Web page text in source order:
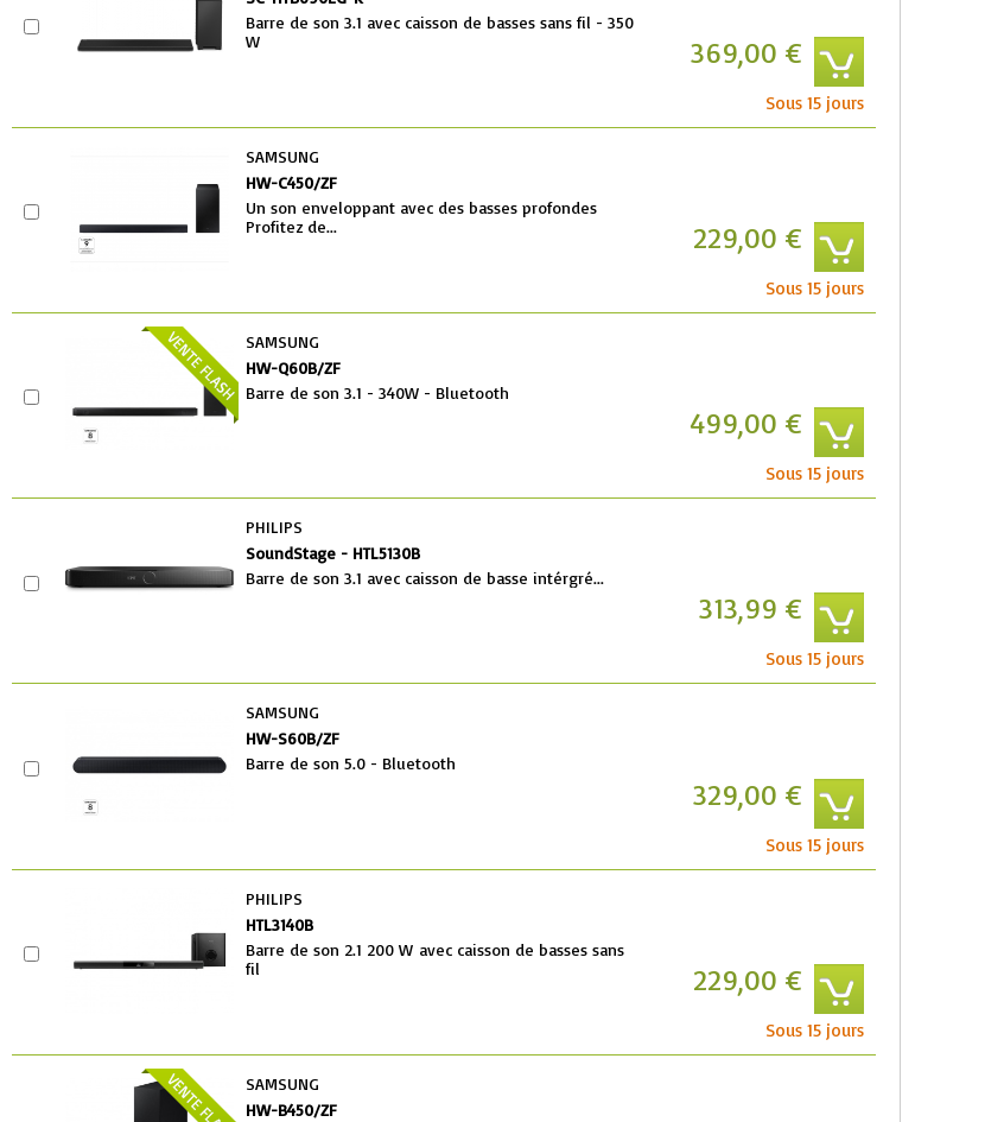
Sous 15 jours
Barre de son 3.1 avec caisson de basses sans fil - 350
W
369,00 €
Sous 15 jours
SAMSUNG
HW-C450/ZF
Un son enveloppant avec des basses profondes
Profitez de...
229,00 €
Sous 15 jours
SAMSUNG
HW-Q60B/ZF
Barre de son 3.1 - 340W - Bluetooth
499,00 €
Sous 15 jours
PHILIPS
SoundStage - HTL5130B
Barre de son 3.1 avec caisson de basse intérgré...
313,99 €
Sous 15 jours
SAMSUNG
HW-S60B/ZF
Barre de son 5.0 - Bluetooth
329,00 €
Sous 15 jours
PHILIPS
HTL3140B
Barre de son 2.1 200 W avec caisson de basses sans
fil
229,00 €
SAMSUNG
HW-B450/ZF